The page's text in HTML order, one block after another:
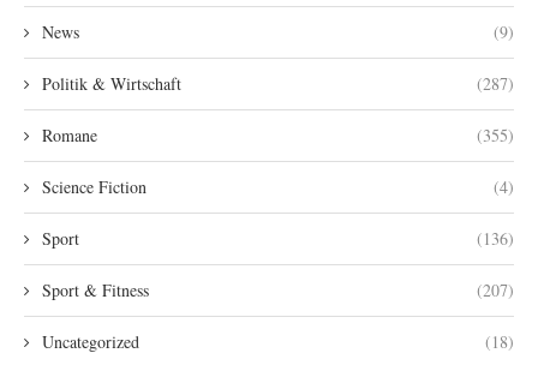
News (9)
Politik & Wirtschaft (287)
Romane (355)
Science Fiction (4)
Sport (136)
Sport & Fitness (207)
Uncategorized (18)